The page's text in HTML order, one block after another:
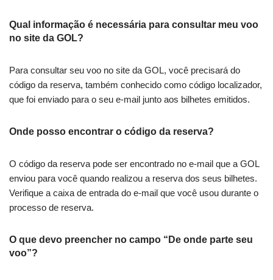
Qual informação é necessária para consultar meu voo
no site da GOL?
Para consultar seu voo no site da GOL, você precisará do
código da reserva, também conhecido como código localizador,
que foi enviado para o seu e-mail junto aos bilhetes emitidos.
Onde posso encontrar o código da reserva?
O código da reserva pode ser encontrado no e-mail que a GOL
enviou para você quando realizou a reserva dos seus bilhetes.
Verifique a caixa de entrada do e-mail que você usou durante o
processo de reserva.
O que devo preencher no campo “De onde parte seu
voo”?